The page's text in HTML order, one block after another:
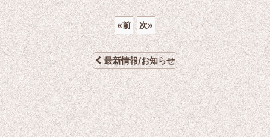
«前 次»
最新情報/お知らせ